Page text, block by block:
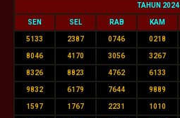
TAHUN 2024
SEN SEL RAB KAM
5133 2387 0746 0218
8046 4170 3056 3267
8326 8823 4762 6133
9832 6179 7644 9889
1597 1767 2231 1010